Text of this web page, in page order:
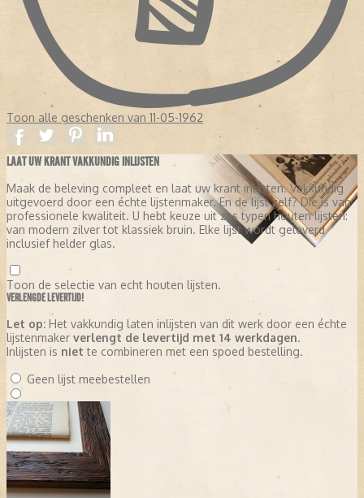
Toon alle geschenken van 11-05-1962
LAAT UW KRANT VAKKUNDIG INLIJSTEN
Maak de beleving compleet en laat uw krant inlijsten. Vakkundig
uitgevoerd door een échte lijstenmaker. En de lijst zelf? Die is van
professionele kwaliteit. U hebt keuze uit zes typen houten lijsten:
van modern zilver tot klassiek bruin. Elke lijst wordt geleverd
inclusief helder glas.
Toon de selectie van echt houten lijsten.
VERLENGDE LEVERTIJD!
Let op: Het vakkundig laten inlijsten van dit werk door een échte
lijstenmaker verlengt de levertijd met 14 werkdagen.
Inlijsten is niet te combineren met een spoed bestelling.
Geen lijst meebestellen